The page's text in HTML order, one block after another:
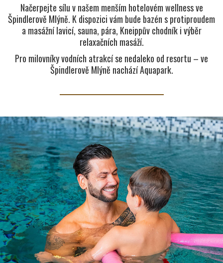
Načerpejte sílu v našem menším hotelovém wellness ve
Špindlerově Mlýně. K dispozici vám bude bazén s protiproudem
a masážní lavicí, sauna, pára, Kneippův chodník i výběr
relaxačních masáží.
Pro milovníky vodních atrakcí se nedaleko od resortu – ve
Špindlerově Mlýně nachází Aquapark.